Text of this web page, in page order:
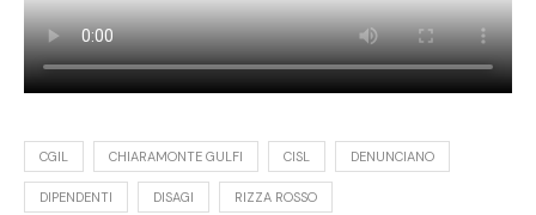
CGIL CHIARAMONTE GULFI CISL DENUNCIANO
DIPENDENTI DISAGI RIZZA ROSSO